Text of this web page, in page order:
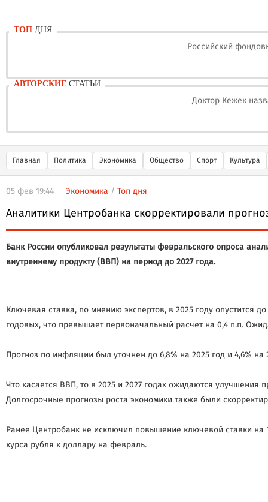
ТОП ДНЯ
Российский
АВТОРСКИЕ СТАТЬИ
Доктор Кежек
Главная Политика Экономика Общество Спорт Культура
05 фев 19:44 Экономика / Топ дня
Аналитики Центробанка скорректировали
Банк России опубликовал результаты февральского опроса
внутреннему продукту (ВВП) на период до 2027 года.
Ключевая ставка, по мнению экспертов, в 2025 году опустится
годовых, что превышает первоначальный расчет на 0,4 п.п.
Прогноз по инфляции был уточнен до 6,8% на 2025 год и 4,6%
Что касается ВВП, то в 2025 и 2027 годах ожидаются улучшения
Долгосрочные прогнозы роста экономики также были
Ранее Центробанк не исключил повышение ключевой ставки
курса рубля к доллару на февраль.